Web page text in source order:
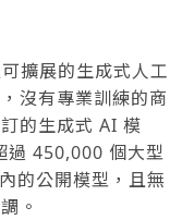
擴展的生成式人工
沒有專業訓練的商
的生成式 AI 模
450,000 個大型
的公開模型，且無
。